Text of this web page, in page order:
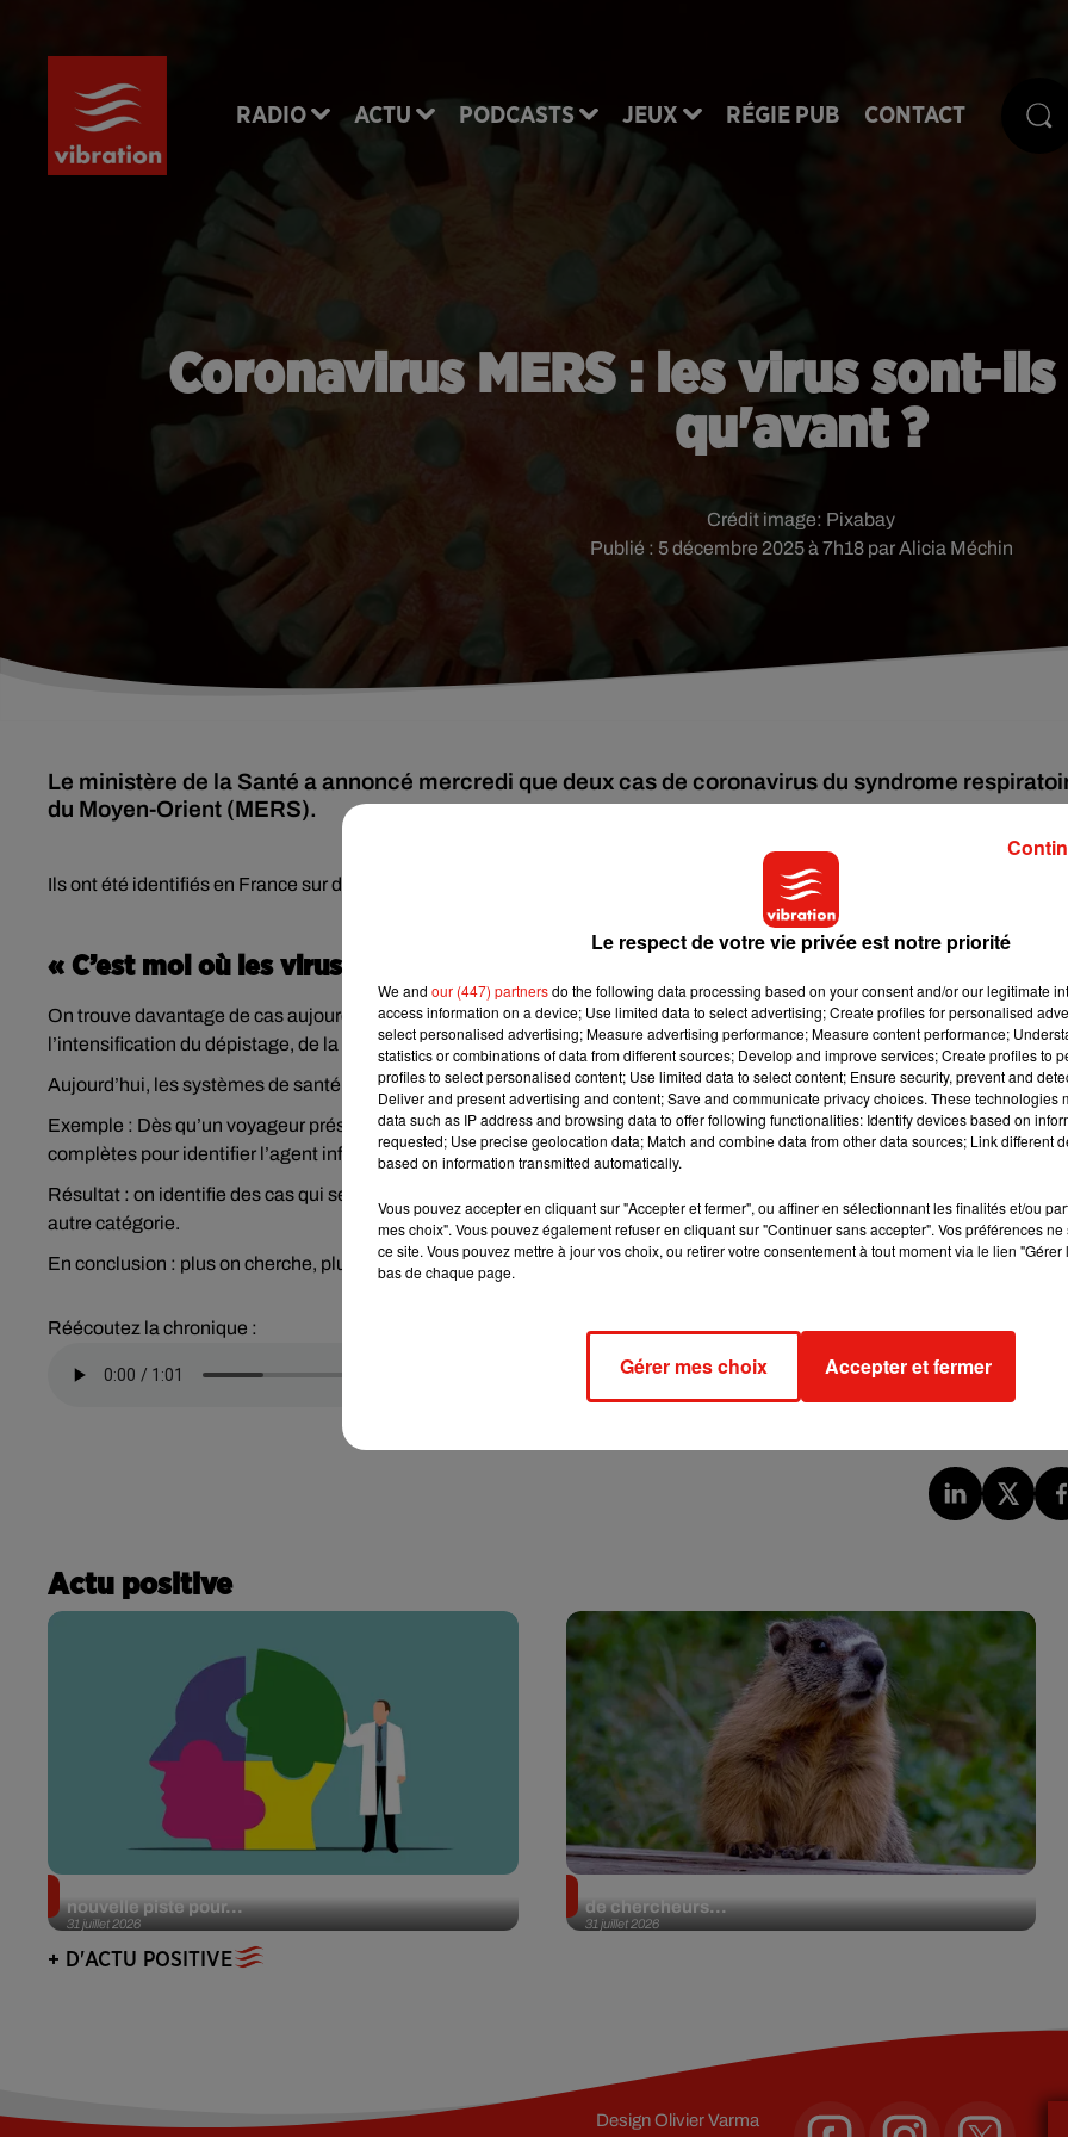
RADIO ACTU PODCASTS JEUX RÉGIE PUB CONTACT
Coronavirus MERS : les virus sont-
qu'avant ?
Publié : 5 décembre 2025 à 7h18 par Alicia Méchin
Crédit image: Pixabay
Le ministère de la Santé a annoncé mercredi que deux cas de coronavirus du syndrome
du Moyen-Orient (MERS).
Ils ont été identifiés en France sur des personnes « de retour de l’étranger ».
« C’est moi où les virus sont de plus en plus nombreux et fréquents ? »
On trouve davantage de cas aujourd’hui parce qu’on teste davantage, pas parce que le virus circule plus. C’est
l’intensification du dépistage, de la surveillance et des alarmes sanitaires qui explique l’augmentation apparente.
Aujourd’hui, les systèmes de santé disposent de tests plus rapides, plus sensibles et plus systématiques.
Exemple : Dès qu’un voyageur présente des symptômes respiratoires inhabituels, les médecins déclenchent des
complètes pour identifier l’agent infectieux — ce qui n’était pas toujours le cas auparavant.
Résultat : on identifie des cas qui seraient passés inaperçus il y a quelques années, ou qui auraient été classés dans une
autre catégorie.
En conclusion : plus on cherche, plus on trouve.
Réécoutez la chronique :
Actu positive
31 juillet 2026
nouvelle piste pour...
31 juillet 2026
de chercheurs...
+ D'ACTU POSITIVE
DesignOlivier Varma
Le respect de votre vie privée est notre priorité
We and our (447) partnersdo the following data processing based on your consent and/or our legitimate
access information on a device; Use limited data to select advertising; Create profiles for personalised
select personalised advertising; Measure advertising performance; Measure content performance;
statistics or combinations of data from different sources; Develop and improve services; Create profiles to
profiles to select personalised content; Use limited data to select content; Ensure security, prevent and
Deliver and present advertising and content; Save and communicate privacy choices. These technologies
data such as IP address and browsing data to offer following functionalities: Identify devices based on
requested; Use precise geolocation data; Match and combine data from other data sources; Link different
based on information transmitted automatically.
Vous pouvez accepter en cliquant sur "Accepter et fermer", ou affiner en sélectionnant les finalités et/ou
mes choix". Vous pouvez également refuser en cliquant sur "Continuer sans accepter". Vos préférences
ce site. Vous pouvez mettre à jour vos choix, ou retirer votre consentement à tout moment via le lien
bas de chaque page.
Gérer mes choix Accepter et fermer